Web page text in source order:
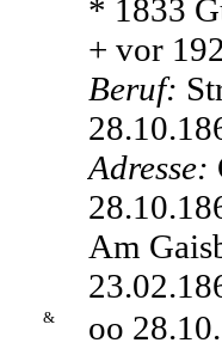
* 1833
+ vor
Beruf:
Adresse:
Am
&
oo